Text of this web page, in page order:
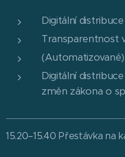
Digitální
Transparentnost
Digitální
změn zákona o
15.20–15.40 Přestávka na